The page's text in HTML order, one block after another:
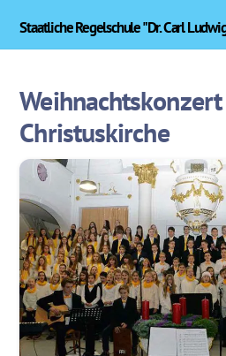
Staatliche Regelschule "Dr. Carl
Christuskirche